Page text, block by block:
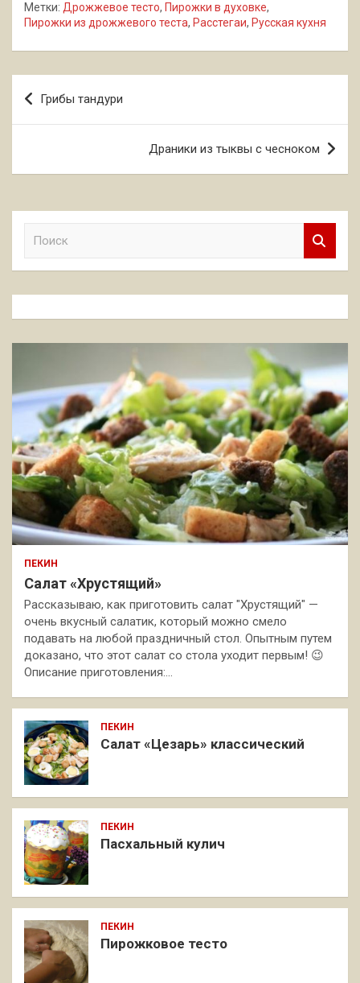
Метки: Дрожжевое тесто, Пирожки в духовке,
Пирожки из дрожжевого теста, Расстегаи, Русская кухня
Навигация
по
Грибы тандури
Драники из тыквы с чесноком
к
ПЕКИН
Салат «Хрустящий»
Рассказываю, как приготовить салат "Хрустящий" —
очень вкусный салатик, который можно смело
подавать на любой праздничный стол. Опытным путем
доказано, что этот салат со стола уходит первым! 😉
Описание приготовления:…
ПЕКИН
Салат «Цезарь» классический
ПЕКИН
Пасхальный кулич
ПЕКИН
Пирожковое тесто